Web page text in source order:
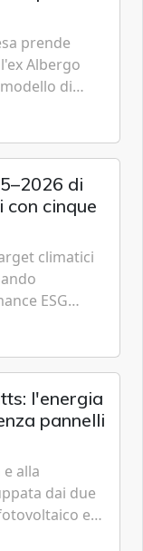
prende
Albergo
di
rete di
di
cinque
climatici
ESG
governance
l'energia
pannelli
alla
dai due
e
in bolletta,